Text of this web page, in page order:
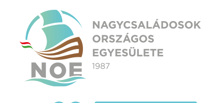
content